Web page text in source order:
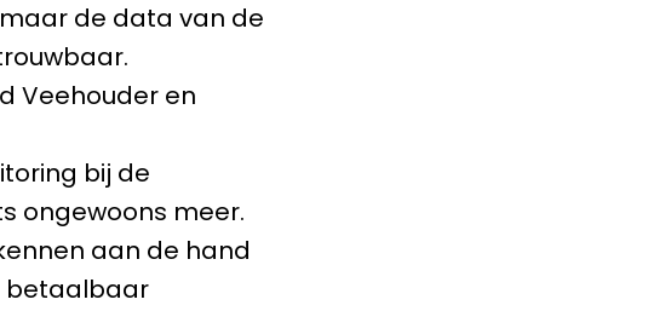
de data van de
Veehouder en
bij de
ongewoons meer.
aan de hand
betaalbaar